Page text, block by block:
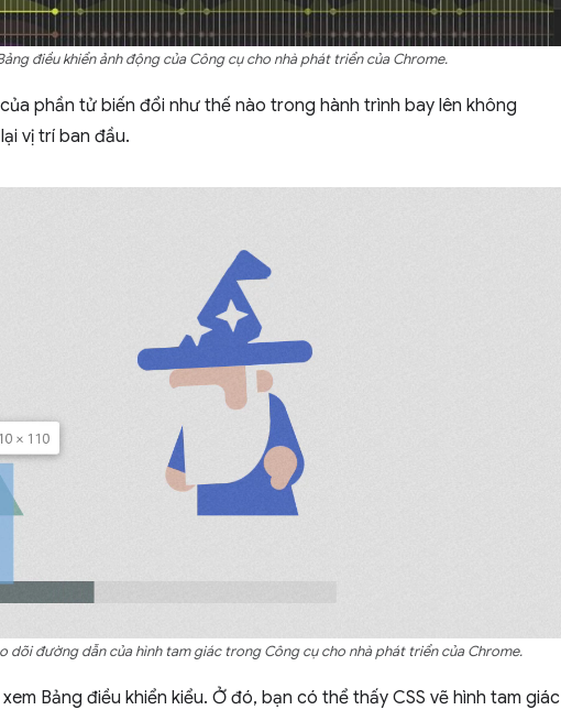
điều khiển ảnh động của Công cụ cho nhà phát triển của Chrome.
phần tử biến đổi như thế nào trong hành trình bay lên không
vị trí ban đầu.
dõi đường dẫn của hình tam giác trong Công cụ cho nhà phát triển của Chrome.
Bảng điều khiển kiểu. Ở đó, bạn có thể thấy CSS vẽ hình tam giác